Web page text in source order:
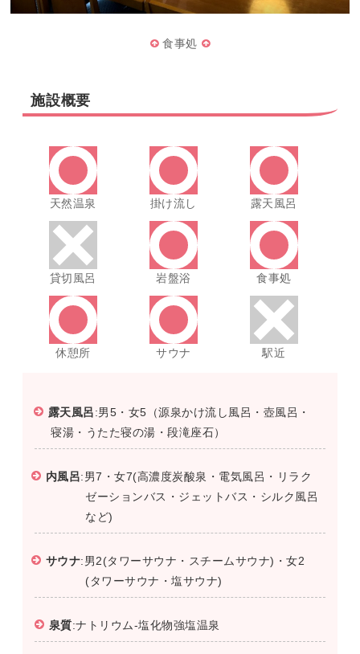
食事処
施設概要
天然温泉 掛け流し 露天風呂
貸切風呂 岩盤浴 食事処
休憩所 サウナ 駅近
露天風呂:男5・女5（源泉かけ流し風呂・壺風呂・
寝湯・うたた寝の湯・段滝座石）
内風呂:男7・女7(高濃度炭酸泉・電気風呂・リラク
ゼーションバス・ジェットバス・シルク風呂
など)
サウナ:男2(タワーサウナ・スチームサウナ)・女2
(タワーサウナ・塩サウナ)
泉質:ナトリウム-塩化物強塩温泉